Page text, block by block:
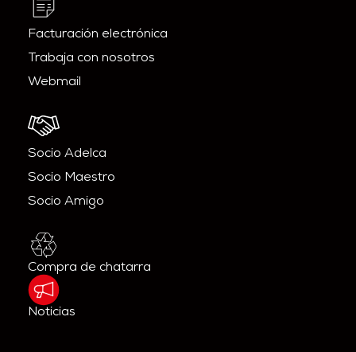
Facturación electrónica
Trabaja con nosotros
Webmail
Socio Adelca
Socio Maestro
Socio Amigo
Compra de chatarra
Noticias